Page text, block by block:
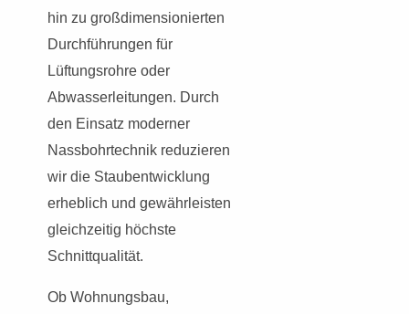
hin zu großdimensionierten
Durchführungen für
Lüftungsrohre oder
Abwasserleitungen. Durch
den Einsatz moderner
Nassbohrtechnik reduzieren
wir die Staubentwicklung
erheblich und gewährleisten
gleichzeitig höchste
Schnittqualität.
Ob Wohnungsbau,